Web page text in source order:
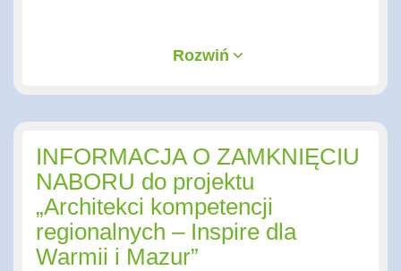
Rozwiń
INFORMACJA O ZAMKNIĘCIU
NABORU do projektu
„Architekci kompetencji
regionalnych – Inspire dla
Warmii i Mazur”